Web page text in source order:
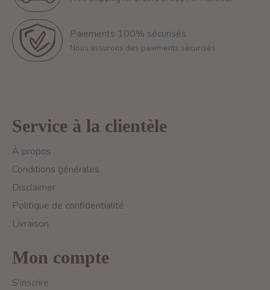
Paiements 100% sécurisés
Nous assurons des paiements sécurisés
Service à la clientèle
À propos
Conditions générales
Disclaimer
Politique de confidentialité
Livraison
Mon compte
S'inscrire